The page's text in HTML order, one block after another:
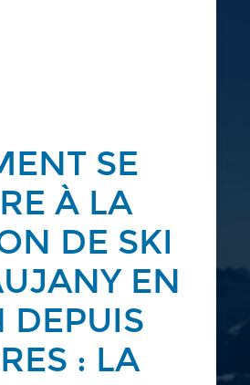
SE
À LA
DE SKI
EN
DEPUIS
: LA